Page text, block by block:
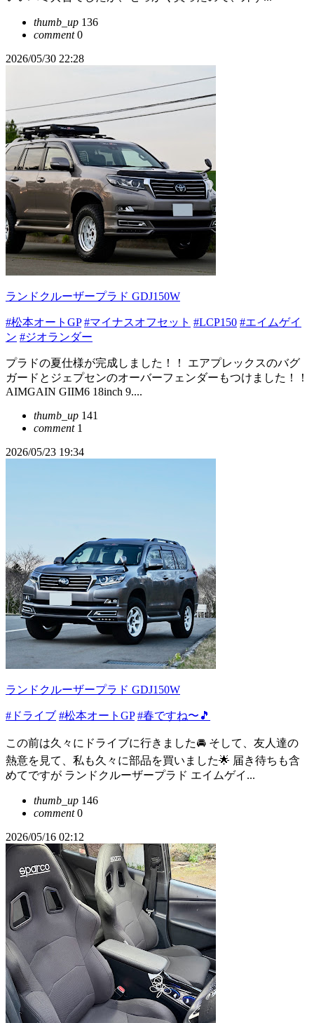
thumb_up 136
comment0
2026/05/30 22:28
ランドクルーザープラド GDJ150W
#松本オートGP #マイナスオフセット #LCP150 #エイムゲイ
ン #ジオランダー
プラドの夏仕様が完成しました！！ エアプレックスのバグ
ガードとジェプセンのオーバーフェンダーもつけました！！
AIMGAIN GIIM6 18inch 9....
thumb_up 141
comment1
2026/05/23 19:34
ランドクルーザープラド GDJ150W
#ドライブ #松本オートGP #春ですね〜🎵
この前は久々にドライブに行きました🚘 そして、友人達の
熱意を見て、私も久々に部品を買いました🌟 届き待ちも含
めてですが ランドクルーザープラド エイムゲイ...
thumb_up 146
comment0
2026/05/16 02:12